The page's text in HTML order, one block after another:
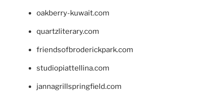
oakberry-kuwait.com
quartzliterary.com
friendsofbroderickpark.com
studiopiattellina.com
jannagrillspringfield.com